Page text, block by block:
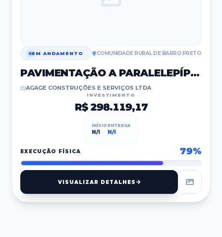
EM ANDAMENTO COMUNIDADE RURAL DE BARRO PRETO
PAVIMENTAÇÃO A PARALELEPÍPEDO
AGAGE CONSTRUÇÕES E SERVIÇOS LTDA
INVESTIMENTO
R$ 298.119,17
INÍCIO
N/I
ENTREGA
N/I
EXECUÇÃO FÍSICA 79%
VISUALIZAR DETALHES